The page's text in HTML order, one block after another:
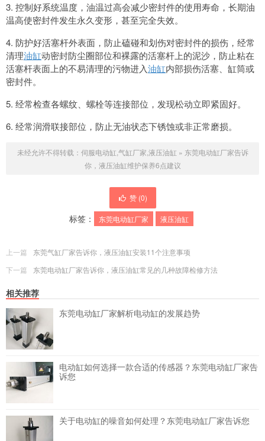
3. 控制好系统温度，油温过高会减少密封件的使用寿命，长期油
温高使密封件发生永久变形，甚至完全失效。
4. 防护好活塞杆外表面，防止磕碰和划伤对密封件的损伤，经常
清理油缸动密封防尘圈部位和裸露的活塞杆上的泥沙，防止粘在
活塞杆表面上的不易清理的污物进入油缸内部损伤活塞、缸筒或
密封件。
5. 经常检查各螺纹、螺栓等连接部位，发现松动立即紧固好。
6. 经常润滑联接部位，防止无油状态下锈蚀或非正常磨损。
未经允许不得转载： 伺服电动缸,气缸厂家,液压油缸 » 东莞电动缸厂家告诉
你，液压油缸维护保养6点建议
赞 (0)
标签： 东莞电动缸厂家 液压油缸
上一篇
东莞气缸厂家告诉你，液压油缸安装11个注意事项
下一篇
东莞电动缸厂家告诉你，液压油缸常见的几种故障检修方法
相关推荐
东莞电动缸厂家解析电动缸的发展趋势
电动缸如何选择一款合适的传感器？东莞电动缸厂家告
诉您
关于电动缸的噪音如何处理？东莞电动缸厂家告诉您